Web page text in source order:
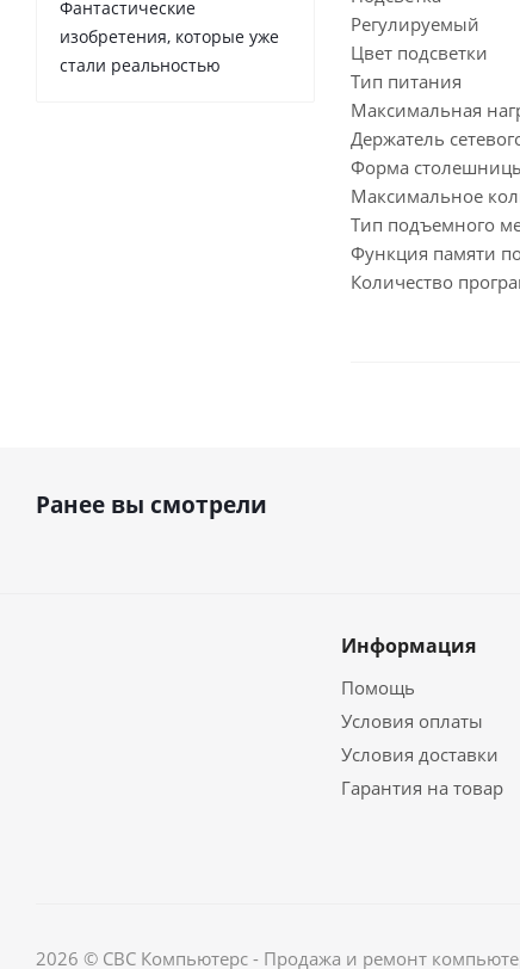
Регулируемый
Цвет подсветки
Тип питания
Максимальная
Держатель
Форма
Максимальное
Тип подъемного
Функция памяти
Количество
Фантастические
изобретения, которые уже
стали реальностью
Ранее вы смотрели
Информация
Помощь
Условия оплаты
Условия доставки
Гарантия на товар
2026 © СВС Компьютерс - Продажа и ремонт